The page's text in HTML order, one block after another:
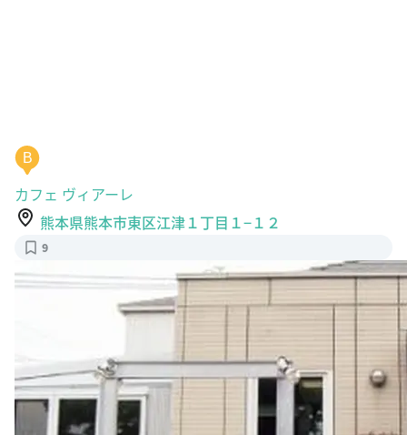
B
カフェ ヴィアーレ
熊本県熊本市東区江津１丁目１−１２
9